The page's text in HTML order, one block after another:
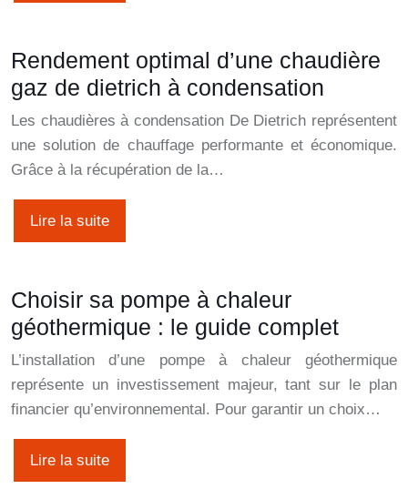
Rendement optimal d’une chaudière
gaz de dietrich à condensation
Les chaudières à condensation De Dietrich représentent
une solution de chauffage performante et économique.
Grâce à la récupération de la…
Lire la suite
Choisir sa pompe à chaleur
géothermique : le guide complet
L’installation d’une pompe à chaleur géothermique
représente un investissement majeur, tant sur le plan
financier qu’environnemental. Pour garantir un choix…
Lire la suite